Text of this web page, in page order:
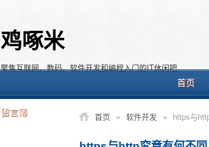
鸡啄米
聚焦互联网、数码、软件开发和编程入门的IT休闲吧
首页
留言簿 首页 » 软件开发 » https与